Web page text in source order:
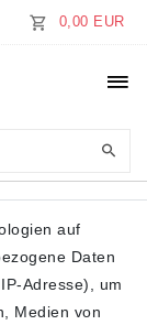
0,00 EUR
auf
Daten
Adresse), um
Medien von